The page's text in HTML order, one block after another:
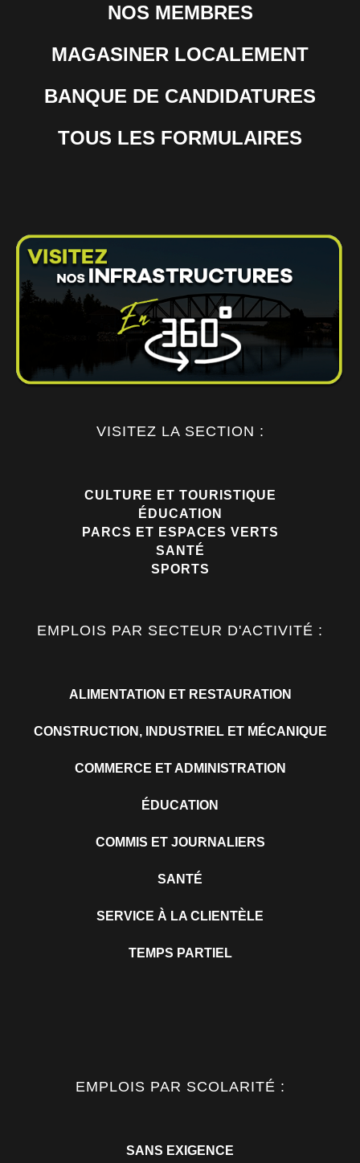
NOS MEMBRES
MAGASINER LOCALEMENT
BANQUE DE CANDIDATURES
TOUS LES FORMULAIRES
VISITEZ LA SECTION :
CULTURE ET TOURISTIQUE
ÉDUCATION
PARCS ET ESPACES VERTS
SANTÉ
SPORTS
EMPLOIS PAR SECTEUR D'ACTIVITÉ :
ALIMENTATION ET RESTAURATION
CONSTRUCTION, INDUSTRIEL ET MÉCANIQUE
COMMERCE ET ADMINISTRATION
ÉDUCATION
COMMIS ET JOURNALIERS
SANTÉ
SERVICE À LA CLIENTÈLE
TEMPS PARTIEL
EMPLOIS PAR SCOLARITÉ :
SANS EXIGENCE